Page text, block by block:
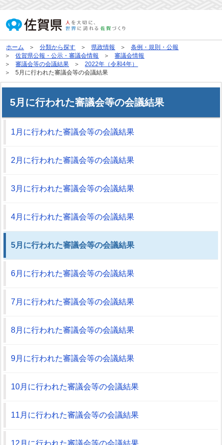
ホーム 分類から探す 県政情報
条例・規則・公報
佐賀県公報・公示・審議会情報
審議会情報
審議会等の会議結果
2022年（令和4年）
5月に行われた審議会等の会議結果
5月に行われた審議会等の会議結果
1月に行われた審議会等の会議結果
2月に行われた審議会等の会議結果
3月に行われた審議会等の会議結果
4月に行われた審議会等の会議結果
5月に行われた審議会等の会議結果
6月に行われた審議会等の会議結果
7月に行われた審議会等の会議結果
8月に行われた審議会等の会議結果
9月に行われた審議会等の会議結果
10月に行われた審議会等の会議結果
11月に行われた審議会等の会議結果
12月に行われた審議会等の会議結果